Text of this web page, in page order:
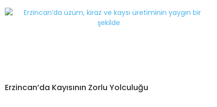
Erzincan’da Kayısının Zorlu Yolculuğu